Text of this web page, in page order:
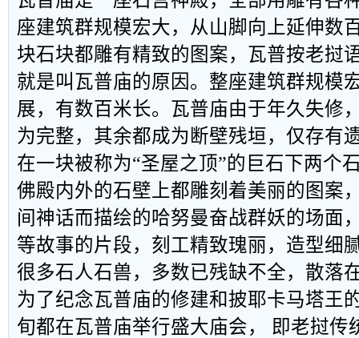
座建筑群规模宏大，从山脚向上延伸数
块石块都雕有精致的图案，瓦普按老挝
就是叫瓦普庙的原因。整座建筑群规模
展，有数百米长。瓦普庙由于年久失修
为完整，其余都成为断壁残垣，仅存有
在一块被称为“圣屋之顶”的巨石下两个
佛殿内外的石壁上都雕刻着美丽的图案
间神话而描绘的哈努曼奋战群妖的场面
等故事的片段，刻工精致瑰丽，造型细
很多石人石兽，多数已残缺不全，散落
为了纪念瓦普庙的修建和披耶卡马塔王
旬都在瓦普庙举行盛大庙会， 即老挝传